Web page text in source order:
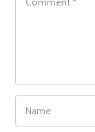
NAME